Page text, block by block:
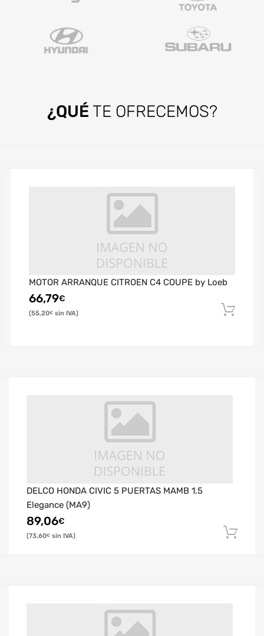
¿QUÉ TE OFRECEMOS?
MOTOR ARRANQUE CITROEN C4 COUPE by Loeb
66,79€
55,20€
DELCO HONDA CIVIC 5 PUERTAS MAMB 1.5
Elegance (MA9)
89,06€
73,60€